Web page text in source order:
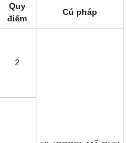
Quy
điểm
Cú pháp
2